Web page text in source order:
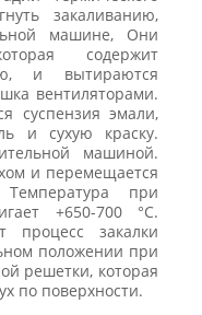
закаливанию,
машине, Они
содержит
и вытираются
вентиляторами.
суспензия эмали,
и сухую краску.
машиной.
и перемещается
при
+650-700 °С.
процесс закалки
положении при
решетки, которая
по поверхности.